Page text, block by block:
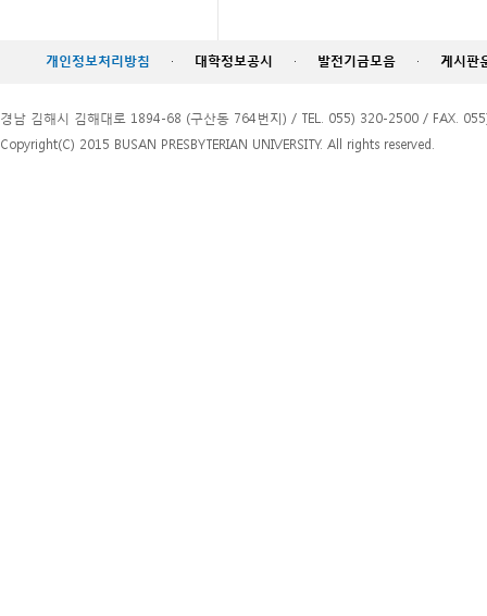
개인정보처리방침 · 대학정보공시 · 발전기금모음 · 게시판
경남 김해시 김해대로 1894-68 (구산동 764번지) / TEL. 055) 320-2500 / FAX.
Copyright(C) 2015 BUSAN PRESBYTERIAN UNIVERSITY. All rights reserved.